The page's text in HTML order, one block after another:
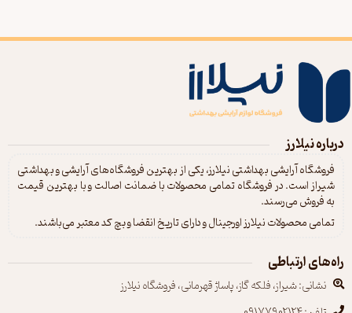
درباره نیلارز
فروشگاه آرایشی بهداشتی نیلارز، یکی از بهترین فروشگاه‌های آرایشی و بهداشتی
شیراز است. در فروشگاه تمامی محصولات با ضمانت اصالت و با بهترین قیمت
به فروش می‌رسند.
تمامی محصولات نیلارز اورجینال و دارای تاریخ انقضا و بچ کد معتبر می‌باشند.
راه‌های ارتباطی
نشانی: شیراز، فلکه گاز، پاساژ قهرمانی، فروشگاه نیلارز